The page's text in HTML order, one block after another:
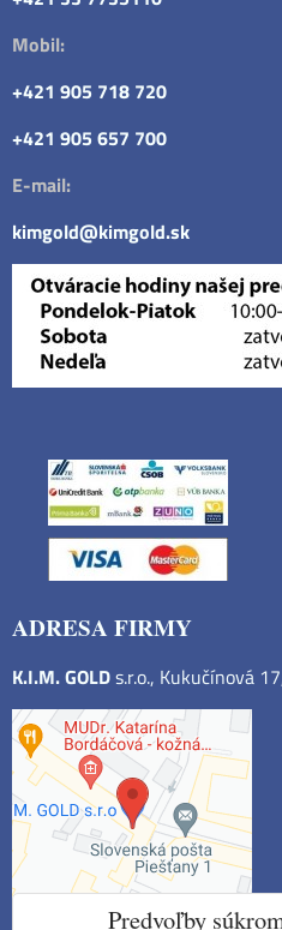
Mobil:
+421 905 718 720
+421 905 657 700
E-mail:
kimgold@kimgold.sk
ADRESA FIRMY
K.I.M. GOLDs.r.o., Kukučínová
Predvoľby